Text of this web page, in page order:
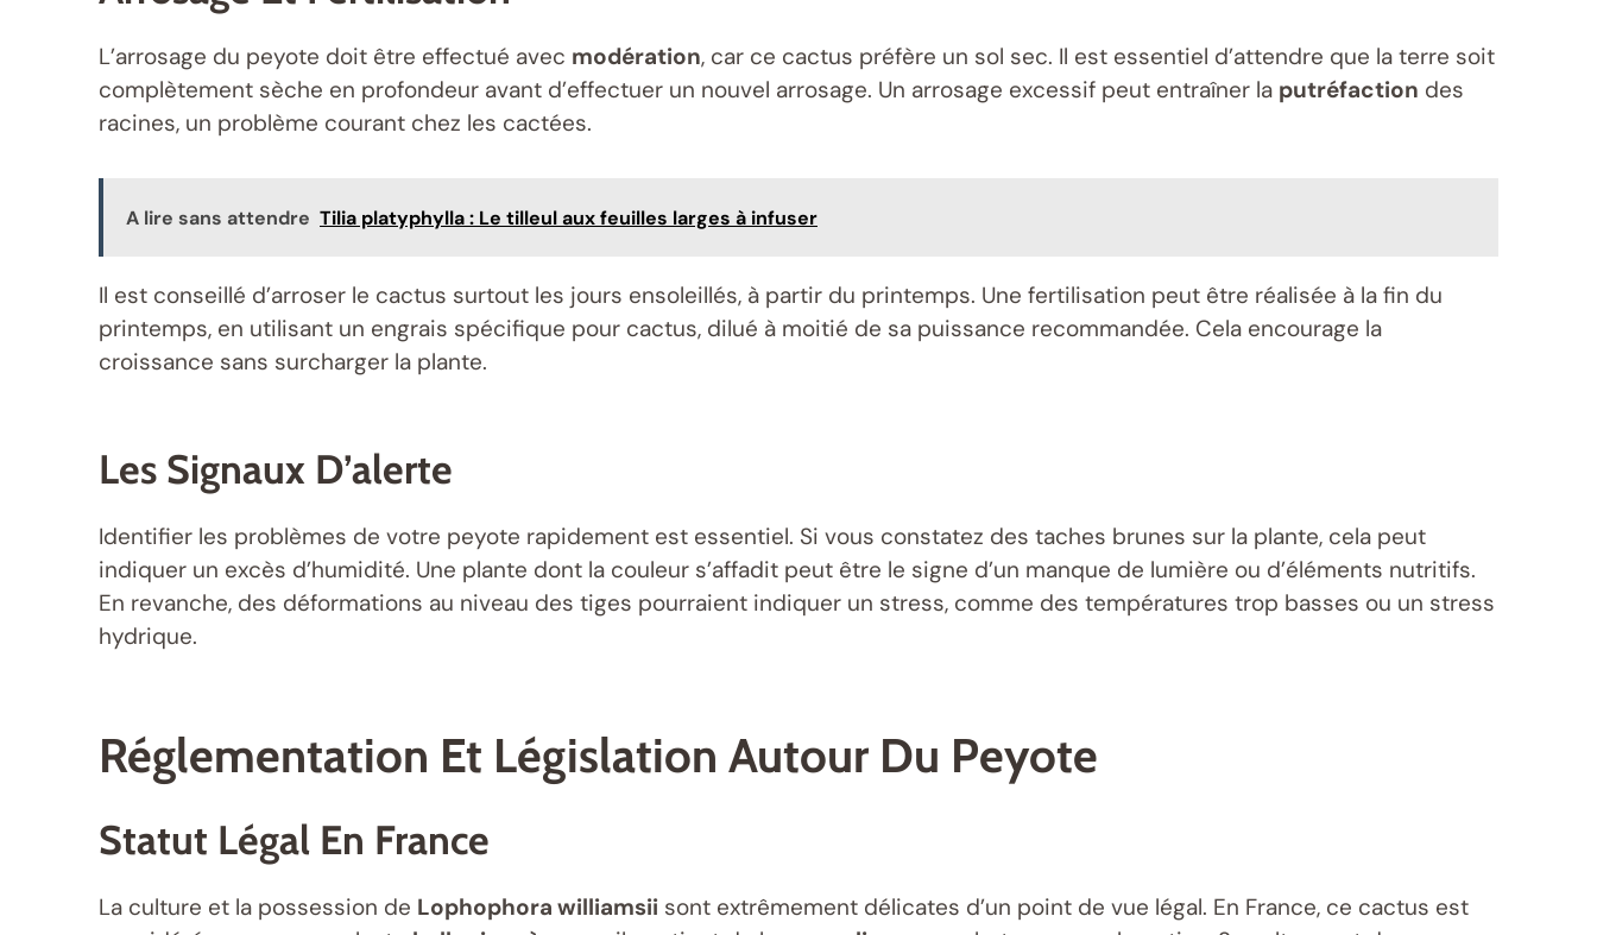
L’arrosage du peyote doit être effectué avec modération, car ce cactus préfère un sol sec. Il est essentiel d’attendre que la terre soit
complètement sèche en profondeur avant d’effectuer un nouvel arrosage. Un arrosage excessif peut entraîner la putréfaction des
racines, un problème courant chez les cactées.
A lire sans attendre Tilia platyphylla : Le tilleul aux feuilles larges à infuser
Il est conseillé d’arroser le cactus surtout les jours ensoleillés, à partir du printemps. Une fertilisation peut être réalisée à la fin du
printemps, en utilisant un engrais spécifique pour cactus, dilué à moitié de sa puissance recommandée. Cela encourage la
croissance sans surcharger la plante.
Les Signaux D’alerte
Identifier les problèmes de votre peyote rapidement est essentiel. Si vous constatez des taches brunes sur la plante, cela peut
indiquer un excès d’humidité. Une plante dont la couleur s’affadit peut être le signe d’un manque de lumière ou d’éléments nutritifs.
En revanche, des déformations au niveau des tiges pourraient indiquer un stress, comme des températures trop basses ou un stress
hydrique.
Réglementation Et Législation Autour Du Peyote
Statut Légal En France
La culture et la possession de Lophophora williamsii sont extrêmement délicates d’un point de vue légal. En France, ce cactus est